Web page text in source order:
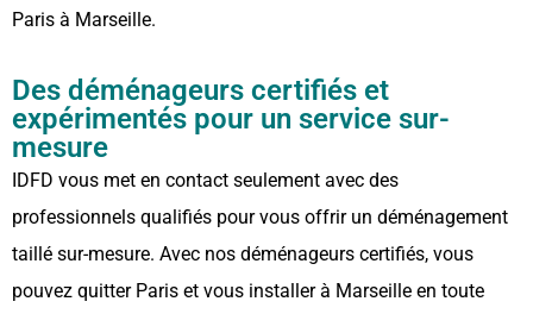
Paris à Marseille.
Des déménageurs certifiés et
expérimentés pour un service sur-
mesure
IDFD vous met en contact seulement avec des
professionnels qualifiés pour vous offrir un déménagement
taillé sur-mesure. Avec nos déménageurs certifiés, vous
pouvez quitter Paris et vous installer à Marseille en toute